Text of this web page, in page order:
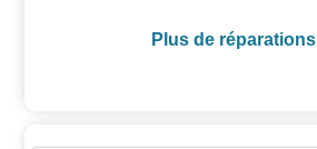
Plus de réparations